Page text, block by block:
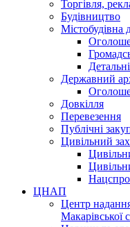
Торгівля,
Будівництво
Містобудівна
Державний
Довкілля
Перевезення
Публічні
Цивільний
ЦНАП
Центр
Макарівської